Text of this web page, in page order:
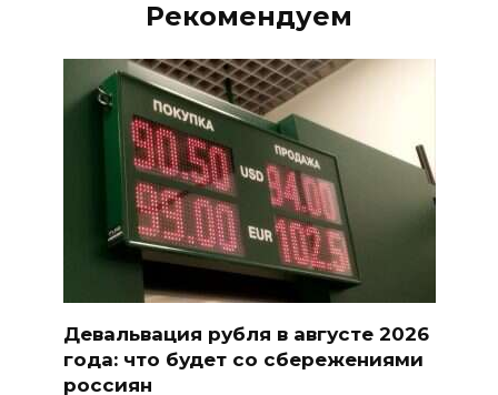
Рекомендуем
Девальвация рубля в августе 2026
года: что будет со сбережениями
россиян